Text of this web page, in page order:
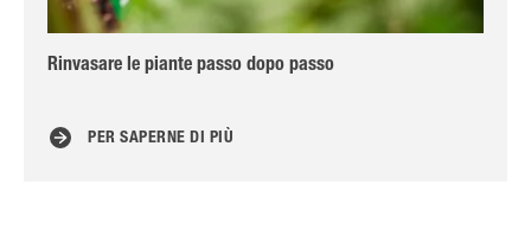
Rinvasare le piante passo dopo passo
PER SAPERNE DI PIÙ